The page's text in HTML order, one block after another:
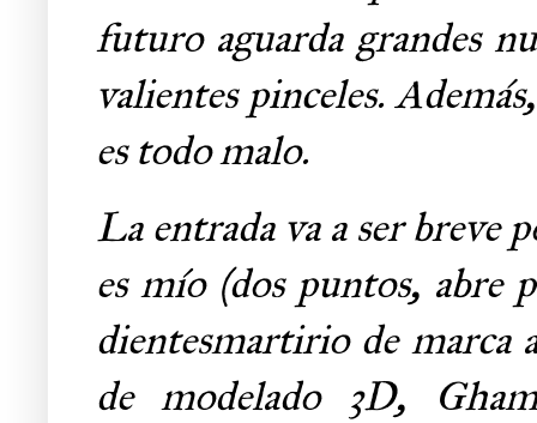
futuro aguarda grandes
valientes pinceles.
es todo malo.
La entrada va a ser breve
es mío (dos puntos, abre
dientesmartirio de marca
de modelado 3D,